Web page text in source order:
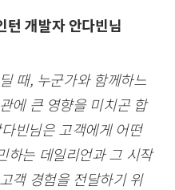
턴 개발자 안다빈님
때, 누군가와 함께하느
에 큰 영향을 미치곤 합
빈님은 고객에게 어떤
하는 데일리언과 그 시작
객 경험을 전달하기 위